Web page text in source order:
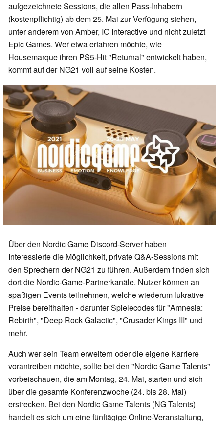
aufgezeichnete Sessions, die allen Pass-Inhabern
(kostenpflichtig) ab dem 25. Mai zur Verfügung stehen,
unter anderem von Amber, IO Interactive und nicht zuletzt
Epic Games. Wer etwa erfahren möchte, wie
Housemarque ihren PS5-Hit "Returnal" entwickelt haben,
kommt auf der NG21 voll auf seine Kosten.
Über den Nordic Game Discord-Server haben
Interessierte die Möglichkeit, private Q&A-Sessions mit
den Sprechern der NG21 zu führen. Außerdem finden sich
dort die Nordic-Game-Partnerkanäle. Nutzer können an
spaßigen Events teilnehmen, welche wiederum lukrative
Preise bereithalten - darunter Spielecodes für "Amnesia:
Rebirth", "Deep Rock Galactic", "Crusader Kings III" und
mehr.
Auch wer sein Team erweitern oder die eigene Karriere
vorantreiben möchte, sollte bei den "Nordic Game Talents"
vorbeischauen, die am Montag, 24. Mai, starten und sich
über die gesamte Konferenzwoche (24. bis 28. Mai)
erstrecken. Bei den Nordic Game Talents (NG Talents)
handelt es sich um eine fünftägige Online-Veranstaltung,